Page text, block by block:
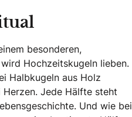
besonderen,
Hochzeitskugeln lieben.
Halbkugeln aus Holz
Jede Hälfte steht
Und wie bei